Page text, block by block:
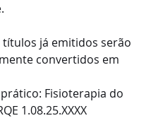
títulos já emitidos serão
convertidos em
Fisioterapia do
1.08.25.XXXX